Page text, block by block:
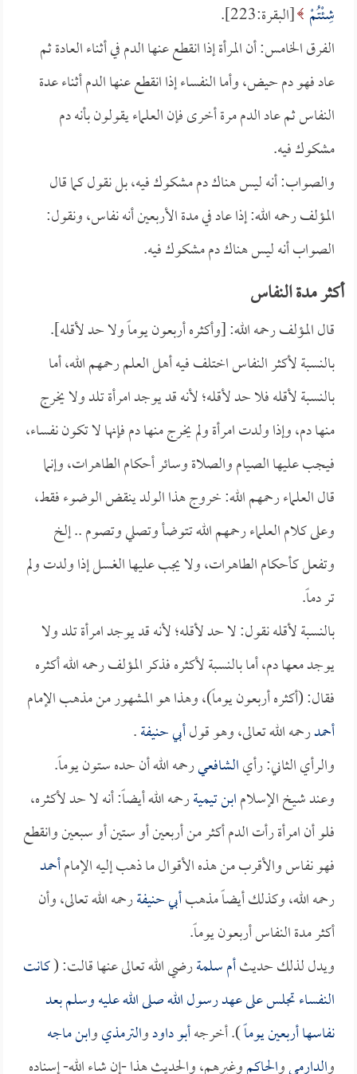
شِئْتُمْ [البقرة:223].
الفرق الخامس: أن المرأة إذا انقطع عنها الدم في أثناء العادة ثم
عاد فهو دم حيض، وأما النفساء إذا انقطع عنها الدم أثناء عدة
النفاس ثم عاد الدم مرة أخرى فإن العلماء يقولون بأنه دم
مشكوك فيه.
والصواب: أنه ليس هناك دم مشكوك فيه، بل نقول كما قال
المؤلف رحمه الله: إذا عاد في مدة الأربعين أنه نفاس، ونقول:
الصواب أنه ليس هناك دم مشكوك فيه.
أكثر مدة النفاس
قال المؤلف رحمه الله: [وأكثره أربعون يوماً ولا حد لأقله].
بالنسبة لأكثر النفاس اختلف فيه أهل العلم رحمهم الله، أما
بالنسبة لأقله فلا حد لأقله؛ لأنه قد يوجد امرأة تلد ولا يخرج
منها دم، وإذا ولدت امرأة ولم يخرج منها دم فإنها لا تكون نفساء،
فيجب عليها الصيام والصلاة وسائر أحكام الطاهرات، وإنما
قال العلماء رحمهم الله: خروج هذا الولد ينقض الوضوء فقط،
وعلى كلام العلماء رحمهم الله تتوضأ وتصلي وتصوم .. إلخ
وتفعل كأحكام الطاهرات، ولا يجب عليها الغسل إذا ولدت ولم
تر دماً.
بالنسبة لأقله نقول: لا حد لأقله؛ لأنه قد يوجد امرأة تلد ولا
يوجد معها دم، أما بالنسبة لأكثره فذكر المؤلف رحمه الله أكثره
فقال: (أكثره أربعون يوماً)، وهذا هو المشهور من مذهب الإمام
أحمدرحمه الله تعالى، وهو قولأبي حنيفة.
والرأي الثاني: رأيالشافعيرحمه الله أن حده ستون يوماً.
وعند شيخ الإسلامابن تيميةرحمه الله أيضاً: أنه لا حد لأكثره،
فلو أن امرأة رأت الدم أكثر من أربعين أو ستين أو سبعين وانقطع
فهو نفاس والأقرب من هذه الأقوال ما ذهب إليه الإمامأحمد
رحمه الله، وكذلك أيضاً مذهبأبي حنيفةرحمه الله تعالى، وأن
أكثر مدة النفاس أربعون يوماً.
ويدل لذلك حديثأم سلمةرضي الله تعالى عنها قالت: (كانت
النفساء تجلس على عهد رسول الله صلى الله عليه وسلم بعد
نفاسها أربعين يوماً). أخرجهأبو داودوالترمذيوابن ماجه